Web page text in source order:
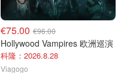
€75.00 €96.00
Hollywood Vampires 欧洲巡演
科隆：2026.8.28
Viagogo